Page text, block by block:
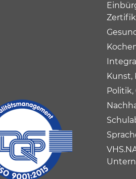
Kunst,